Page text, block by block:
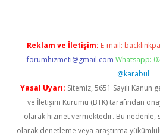
Reklam ve İletişim: E-mail:
forumhizmeti@gmail.com Whatsapp:
@karabul
Yasal Uyarı: Sitemiz, 5651 Sayılı
ve İletişim Kurumu (BTK) tarafından
olarak hizmet vermektedir. Bu
olarak denetleme veya araştırma